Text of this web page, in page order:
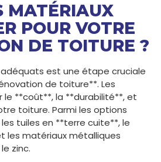
MATÉRIAUX
POUR VOTRE
DE TOITURE ?
est une étape cruciale
de toiture**. Les
le **coût**, la **durabilité**, et
toiture. Parmi les options
tuiles en **terre cuite**, le
les matériaux métalliques
zinc.